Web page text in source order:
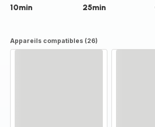
10min 25min
Appareils compatibles (26)